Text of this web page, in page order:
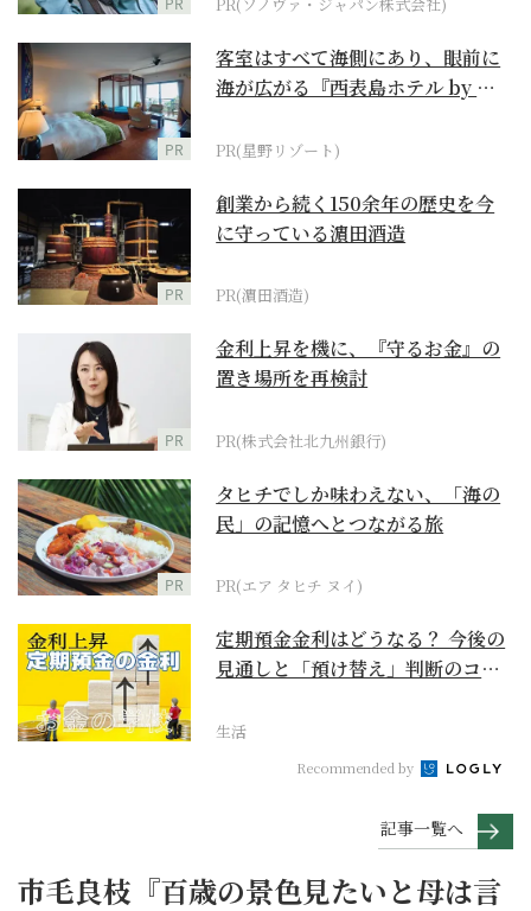
PR
客室はすべて海側にあり、眼前に
海が広がる『西表島ホテル by 星
PR(星野リゾート)
PR
創業から続く150余年の歴史を今
に守っている濵田酒造
PR(濵田酒造)
PR
金利上昇を機に、『守るお金』の
置き場所を再検討
PR(株式会社北九州銀行)
PR
タヒチでしか味わえない、「海の
民」の記憶へとつながる旅
PR(エア タヒチ ヌイ)
定期預金金利はどうなる？ 今後の
見通しと「預け替え」判断のコツ
生活
Recommended by
記事一覧へ
市毛良枝『百歳の景色見たいと母は言